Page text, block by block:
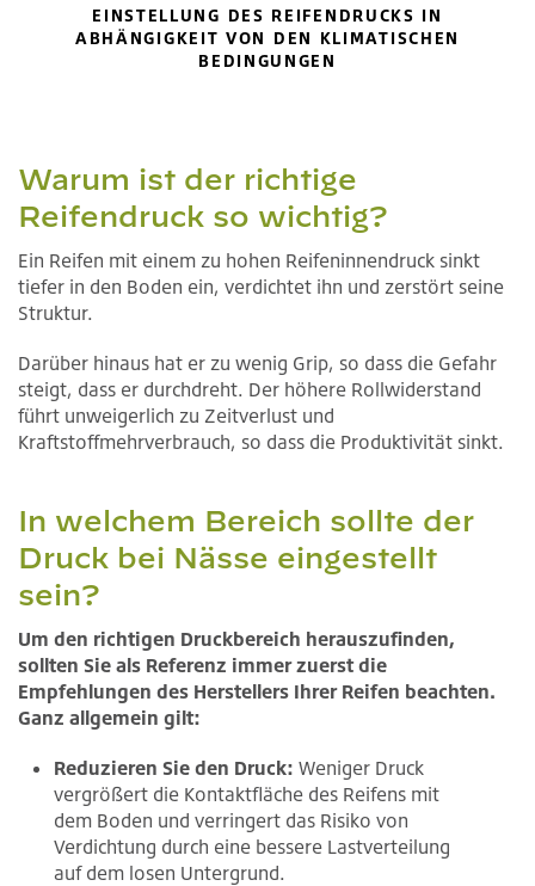
EINSTELLUNG DES REIFENDRUCKS IN
ABHÄNGIGKEIT VON DEN KLIMATISCHEN
BEDINGUNGEN
Warum ist der richtige
Reifendruck so wichtig?
Ein Reifen mit einem zu hohen Reifeninnendruck sinkt
tiefer in den Boden ein, verdichtet ihn und zerstört seine
Struktur.
Darüber hinaus hat er zu wenig Grip, so dass die Gefahr
steigt, dass er durchdreht. Der höhere Rollwiderstand
führt unweigerlich zu Zeitverlust und
Kraftstoffmehrverbrauch, so dass die Produktivität sinkt.
In welchem Bereich sollte der
Druck bei Nässe eingestellt
sein?
Um den richtigen Druckbereich herauszufinden,
sollten Sie als Referenz immer zuerst die
Empfehlungen des Herstellers Ihrer Reifen beachten.
Ganz allgemein gilt:
Reduzieren Sie den Druck: Weniger Druck
vergrößert die Kontaktfläche des Reifens mit
dem Boden und verringert das Risiko von
Verdichtung durch eine bessere Lastverteilung
auf dem losen Untergrund.